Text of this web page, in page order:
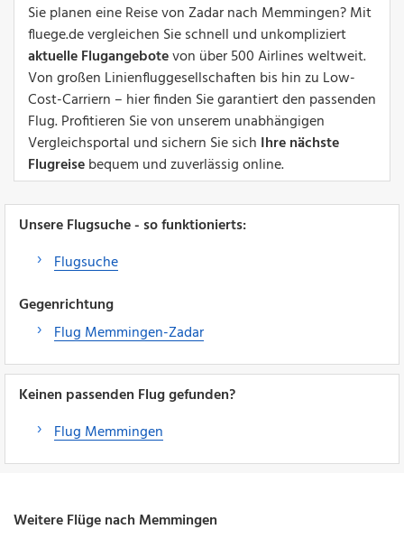
Sie planen eine Reise von Zadar nach Memmingen? Mit
fluege.de vergleichen Sie schnell und unkompliziert
aktuelle Flugangebotevon über 500 Airlines weltweit.
Von großen Linienfluggesellschaften bis hin zu Low-
Cost-Carriern – hier finden Sie garantiert den passenden
Flug. Profitieren Sie von unserem unabhängigen
Vergleichsportal und sichern Sie sich Ihre nächste
Flugreisebequem und zuverlässig online.
Unsere Flugsuche - so funktionierts:
Flugsuche
Gegenrichtung
Flug Memmingen-Zadar
Keinen passenden Flug gefunden?
Flug Memmingen
Weitere Flüge nach Memmingen